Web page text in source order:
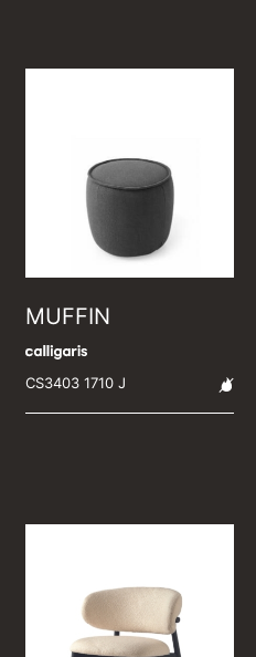
MUFFIN
CS3403 1710 J